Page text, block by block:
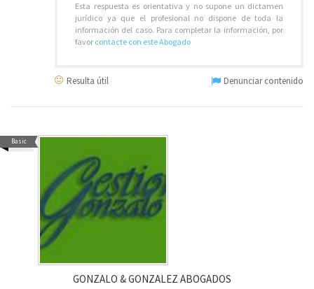
Esta respuesta es orientativa y no supone un dictamen
jurídico ya que el profesional no dispone de toda la
información del caso. Para completar la información, por
favor contacte con este Abogado
Resulta útil Denunciar contenido
Basic
GONZALO & GONZALEZ ABOGADOS